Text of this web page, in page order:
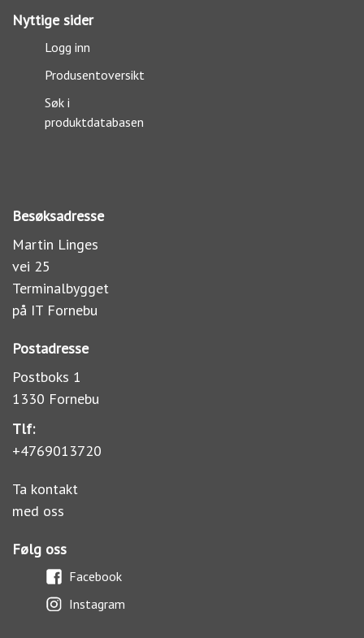
Nyttige sider
Logg inn
Produsentoversikt
Søk i
produktdatabasen
Besøksadresse
Martin Linges
vei 25
Terminalbygget
på IT Fornebu
Postadresse
Postboks 1
1330 Fornebu
Tlf:
+4769013720
Ta kontakt
med oss
Følg oss
Facebook
Instagram